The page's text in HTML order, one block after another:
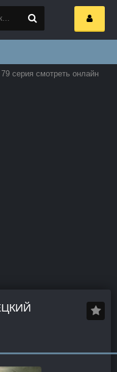
серия смотреть онлайн